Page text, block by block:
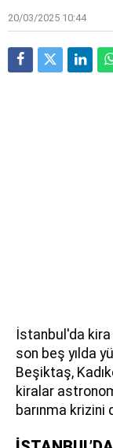
20/03/2025 10:44
İstanbul'da
son beş yılda
Beşiktaş,
kiralar
barınma krizini